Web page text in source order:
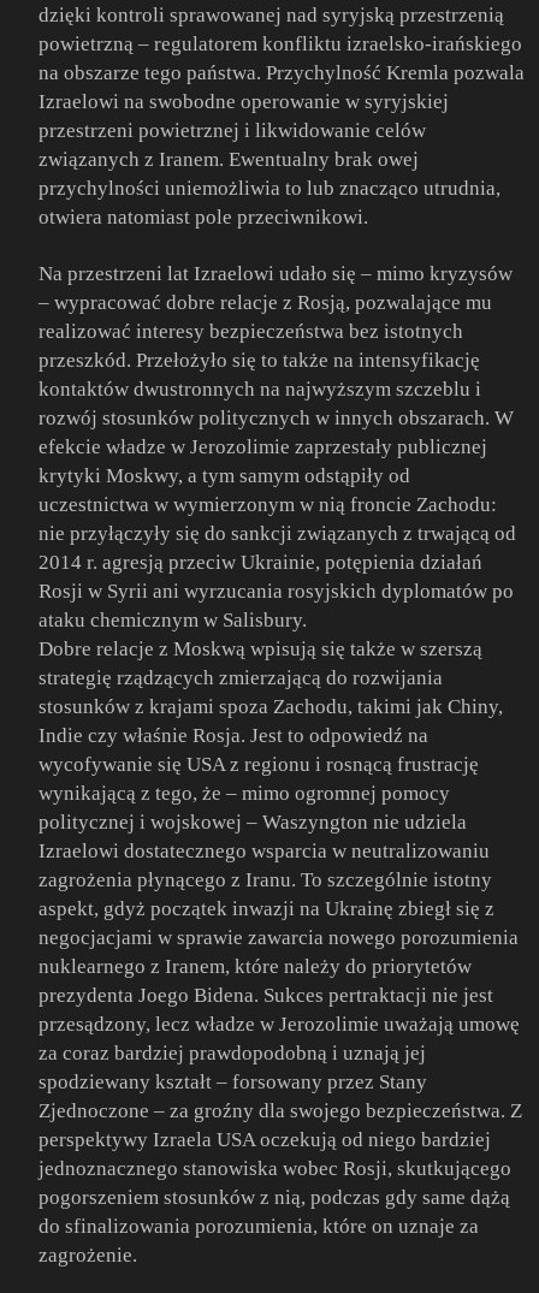
dzięki kontroli sprawowanej nad syryjską przestrzenią
powietrzną – regulatorem konfliktu izraelsko-irańskiego
na obszarze tego państwa. Przychylność Kremla pozwala
Izraelowi na swobodne operowanie w syryjskiej
przestrzeni powietrznej i likwidowanie celów
związanych z Iranem. Ewentualny brak owej
przychylności uniemożliwia to lub znacząco utrudnia,
otwiera natomiast pole przeciwnikowi.
Na przestrzeni lat Izraelowi udało się – mimo kryzysów
– wypracować dobre relacje z Rosją, pozwalające mu
realizować interesy bezpieczeństwa bez istotnych
przeszkód. Przełożyło się to także na intensyfikację
kontaktów dwustronnych na najwyższym szczeblu i
rozwój stosunków politycznych w innych obszarach. W
efekcie władze w Jerozolimie zaprzestały publicznej
krytyki Moskwy, a tym samym odstąpiły od
uczestnictwa w wymierzonym w nią froncie Zachodu:
nie przyłączyły się do sankcji związanych z trwającą od
2014 r. agresją przeciw Ukrainie, potępienia działań
Rosji w Syrii ani wyrzucania rosyjskich dyplomatów po
ataku chemicznym w Salisbury.
Dobre relacje z Moskwą wpisują się także w szerszą
strategię rządzących zmierzającą do rozwijania
stosunków z krajami spoza Zachodu, takimi jak Chiny,
Indie czy właśnie Rosja. Jest to odpowiedź na
wycofywanie się USA z regionu i rosnącą frustrację
wynikającą z tego, że – mimo ogromnej pomocy
politycznej i wojskowej – Waszyngton nie udziela
Izraelowi dostatecznego wsparcia w neutralizowaniu
zagrożenia płynącego z Iranu. To szczególnie istotny
aspekt, gdyż początek inwazji na Ukrainę zbiegł się z
negocjacjami w sprawie zawarcia nowego porozumienia
nuklearnego z Iranem, które należy do priorytetów
prezydenta Joego Bidena. Sukces pertraktacji nie jest
przesądzony, lecz władze w Jerozolimie uważają umowę
za coraz bardziej prawdopodobną i uznają jej
spodziewany kształt – forsowany przez Stany
Zjednoczone – za groźny dla swojego bezpieczeństwa. Z
perspektywy Izraela USA oczekują od niego bardziej
jednoznacznego stanowiska wobec Rosji, skutkującego
pogorszeniem stosunków z nią, podczas gdy same dążą
do sfinalizowania porozumienia, które on uznaje za
zagrożenie.